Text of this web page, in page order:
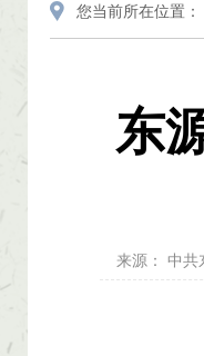
您当前所在位置：
东
来源： 中共